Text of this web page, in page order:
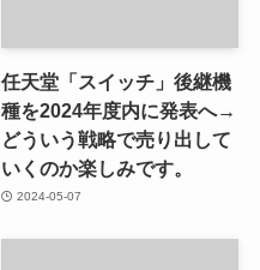
任天堂「スイッチ」後継機
種を2024年度内に発表へ→
どういう戦略で売り出して
いくのか楽しみです。
2024-05-07